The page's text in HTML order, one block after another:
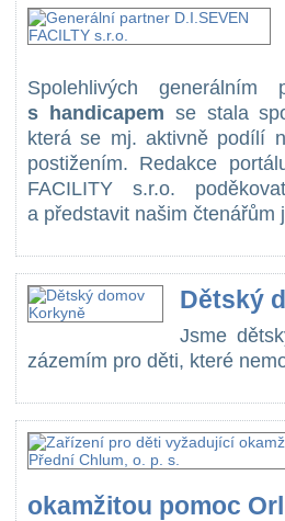
Spolehlivých
s handicapem se stala
která se mj. aktivně podílí
postižením. Redakce
FACILITY s.r.o.
a představit našim čtenářům
Dětský
Jsme
zázemím pro děti, které
okamžitou pomoc